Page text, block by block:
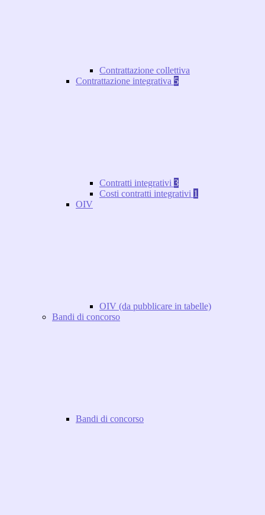
Contrattazione collettiva
Contrattazione integrativa 5
Contratti integrativi 3
Costi contratti integrativi 1
OIV
OIV (da pubblicare in tabelle)
Bandi di concorso
Bandi di concorso